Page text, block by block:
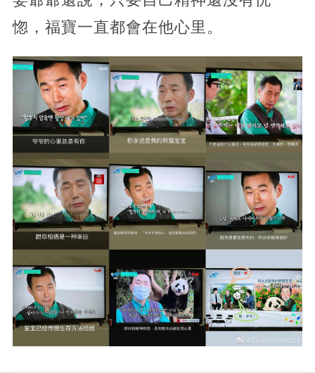
惚，福寶一直都會在他心里。